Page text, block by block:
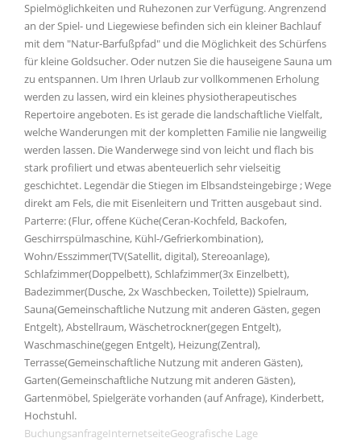
Spielmöglichkeiten und Ruhezonen zur Verfügung. Angrenzend
an der Spiel- und Liegewiese befinden sich ein kleiner Bachlauf
mit dem "Natur-Barfußpfad" und die Möglichkeit des Schürfens
für kleine Goldsucher. Oder nutzen Sie die hauseigene Sauna um
zu entspannen. Um Ihren Urlaub zur vollkommenen Erholung
werden zu lassen, wird ein kleines physiotherapeutisches
Repertoire angeboten. Es ist gerade die landschaftliche Vielfalt,
welche Wanderungen mit der kompletten Familie nie langweilig
werden lassen. Die Wanderwege sind von leicht und flach bis
stark profiliert und etwas abenteuerlich sehr vielseitig
geschichtet. Legendär die Stiegen im Elbsandsteingebirge ; Wege
direkt am Fels, die mit Eisenleitern und Tritten ausgebaut sind.
Parterre: (Flur, offene Küche(Ceran-Kochfeld, Backofen,
Geschirrspülmaschine, Kühl-/Gefrierkombination),
Wohn/Esszimmer(TV(Satellit, digital), Stereoanlage),
Schlafzimmer(Doppelbett), Schlafzimmer(3x Einzelbett),
Badezimmer(Dusche, 2x Waschbecken, Toilette)) Spielraum,
Sauna(Gemeinschaftliche Nutzung mit anderen Gästen, gegen
Entgelt), Abstellraum, Wäschetrockner(gegen Entgelt),
Waschmaschine(gegen Entgelt), Heizung(Zentral),
Terrasse(Gemeinschaftliche Nutzung mit anderen Gästen),
Garten(Gemeinschaftliche Nutzung mit anderen Gästen),
Gartenmöbel, Spielgeräte vorhanden (auf Anfrage), Kinderbett,
Hochstuhl.
BuchungsanfrageInternetseiteGeografische Lage